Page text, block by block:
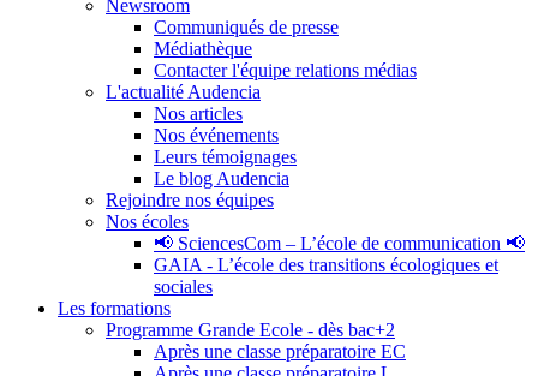
Newsroom
Communiqués de presse
Médiathèque
Contacter l'équipe relations médias
L'actualité Audencia
Nos articles
Nos événements
Leurs témoignages
Le blog Audencia
Rejoindre nos équipes
Nos écoles
📢 SciencesCom – L’école de communication 📢
GAIA - L’école des transitions écologiques et
sociales
Les formations
Programme Grande Ecole - dès bac+2
Après une classe préparatoire EC